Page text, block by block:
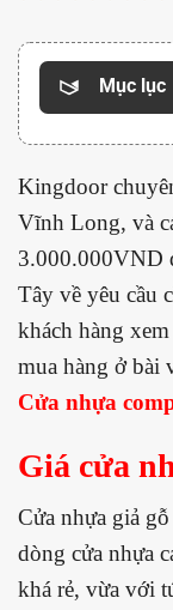
Mục lục
Kingdoor
Vĩnh Long, và
3.000.000VND
Tây về yêu cầu
khách hàng
mua hàng ở bài
Cửa nhựa
Giá cửa
Cửa nhựa giả
dòng cửa nhựa
khá rẻ, vừa với